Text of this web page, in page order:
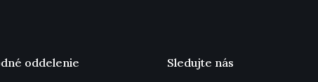
oddelenie Sledujte nás